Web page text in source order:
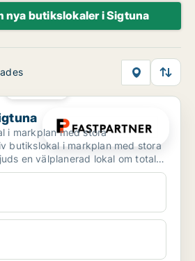
nya butikslokaler i Sigtuna
i markplan med stora
butikslokal i markplan med stora
en välplanerad lokal om totalt